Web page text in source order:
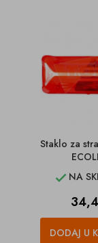
Staklo za
 NA
DODAJ U